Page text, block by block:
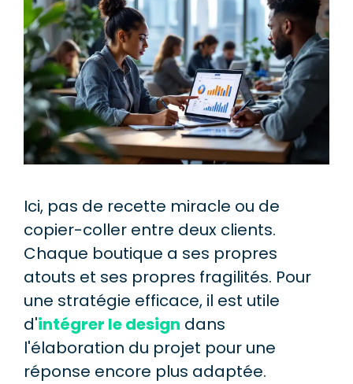
Ici, pas de recette miracle ou de
copier-coller entre deux clients.
Chaque boutique a ses propres
atouts et ses propres fragilités. Pour
une stratégie efficace, il est utile
d'intégrer le design dans
l'élaboration du projet pour une
réponse encore plus adaptée.